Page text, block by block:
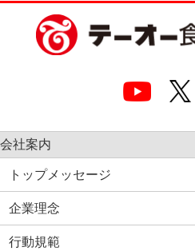
会社案内
トップメッセージ
企業理念
行動規範